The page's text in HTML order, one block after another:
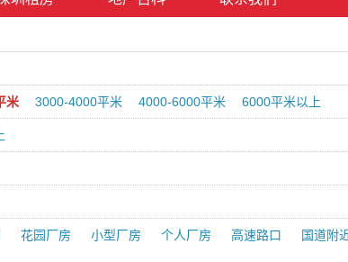
米 3000-4000平米 4000-6000平米 6000平米以上
花园厂房 小型厂房 个人厂房 高速路口 国道附